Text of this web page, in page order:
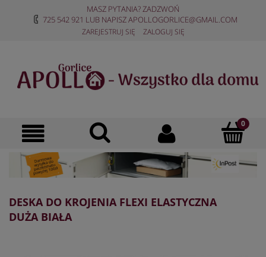
MASZ PYTANIA? ZADZWOŃ
725 542 921 LUB NAPISZAPOLLOGORLICE@GMAIL.COM
ZAREJESTRUJ SIĘ ZALOGUJ SIĘ
DESKA DO KROJENIA FLEXI ELASTYCZNA
DUŻA BIAŁA